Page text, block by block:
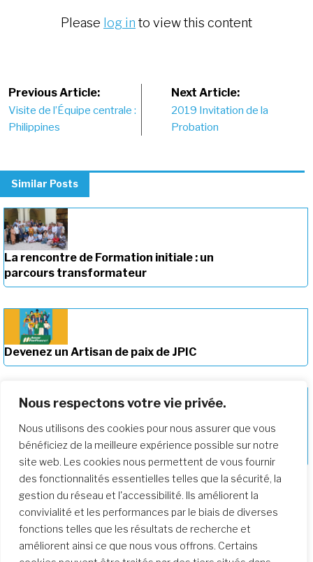
Nous respectons votre vie privée.
Nous utilisons des cookies pour nous assurer que vous
bénéficiez de la meilleure expérience possible sur notre
site web. Les cookies nous permettent de vous fournir
des fonctionnalités essentielles telles que la sécurité, la
gestion du réseau et l'accessibilité. Ils améliorent la
convivialité et les performances par le biais de diverses
fonctions telles que les résultats de recherche et
améliorent ainsi ce que nous vous offrons. Certains
Please log in to view this content
Post
navigation
Previous Article:
Visite de l’Équipe centrale :
Philippines
Next Article:
2019 Invitation de la
Probation
Similar Posts
La rencontre de Formation initiale : un
parcours transformateur
Devenez un Artisan de paix de JPIC
Approfondir notre parcours de
formation